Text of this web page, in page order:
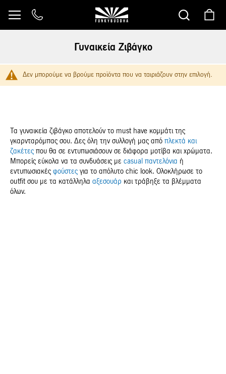
στο
Δεν μπορούμε να βρούμε προϊόντα που να ταιριάζουν στην επιλογή.
Τα γυναικεία ζιβάγκο αποτελούν το must have κομμάτι της
γκαρνταρόμπας σου. Δες όλη την συλλογή μας από πλεκτά και
ζακέτες που θα σε εντυπωσιάσουν σε διάφορα μοτίβα και χρώματα.
Μπορείς εύκολα να τα συνδυάσεις με casual παντελόνια ή
εντυπωσιακές φούστες για το απόλυτο chic look. Ολοκλήρωσε το
outfit σου με τα κατάλληλα αξεσουάρ και τράβηξε τα βλέμματα
όλων.
Γυναικεία Ζιβάγκο